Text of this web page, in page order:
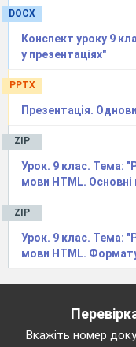
DOCX
Конспект уроку 9
у презентаціях"
PPTX
Презентація.
ZIP
Урок. 9 клас. Тема:
мови HTML. Основні
ZIP
Урок. 9 клас. Тема:
мови HTML.
Вкажіть номер